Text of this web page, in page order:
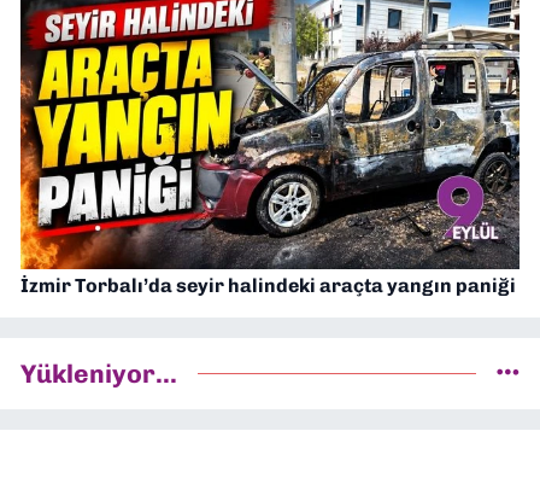
İzmir Torbalı’da seyir halindeki araçta yangın paniği
Yükleniyor...